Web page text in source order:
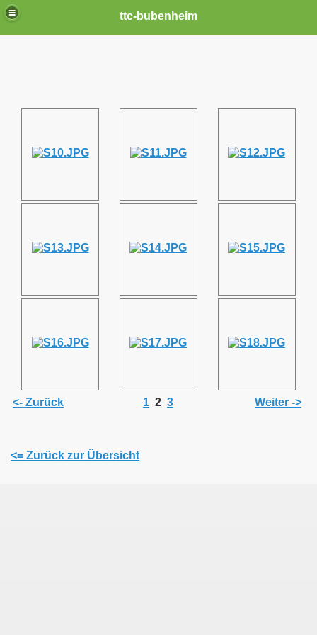
ttc-bubenheim
<- Zurück 1 2 3 Weiter ->
<= Zurück zur Übersicht